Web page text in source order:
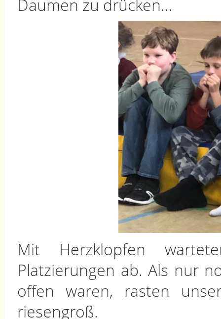
Daumen zu drücken...
Mit Herzklopfen
Platzierungen ab. Als nur
offen waren, rasten
riesengroß.